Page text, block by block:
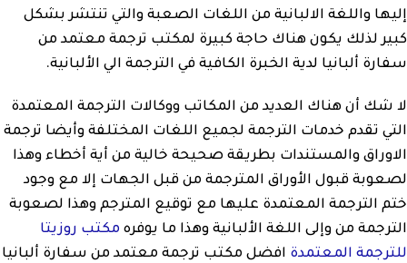
إليها واللغة الالبانية من اللغات الصعبة والتي تنتشر بشكل
كبير لذلك يكون هناك حاجة كبيرة لمكتب ترجمة معتمد من
سفارة ألبانيا لدية الخبرة الكافية في الترجمة الي الألبانية.
لا شك أن هناك العديد من المكاتب ووكالات الترجمة المعتمدة
التي تقدم خدمات الترجمة لجميع اللغات المختلفة وأيضا ترجمة
الاوراق والمستندات بطريقة صحيحة خالية من أية أخطاء وهذا
لصعوبة قبول الأوراق المترجمة من قبل الجهات إلا مع وجود
ختم الترجمة المعتمدة عليها مع توقيع المترجم وهذا لصعوبة
الترجمة من وإلى اللغة الألبانية وهذا ما يوفره مكتب روزيتا
للترجمة المعتمدة افضل مكتب ترجمة معتمد من سفارة ألبانيا